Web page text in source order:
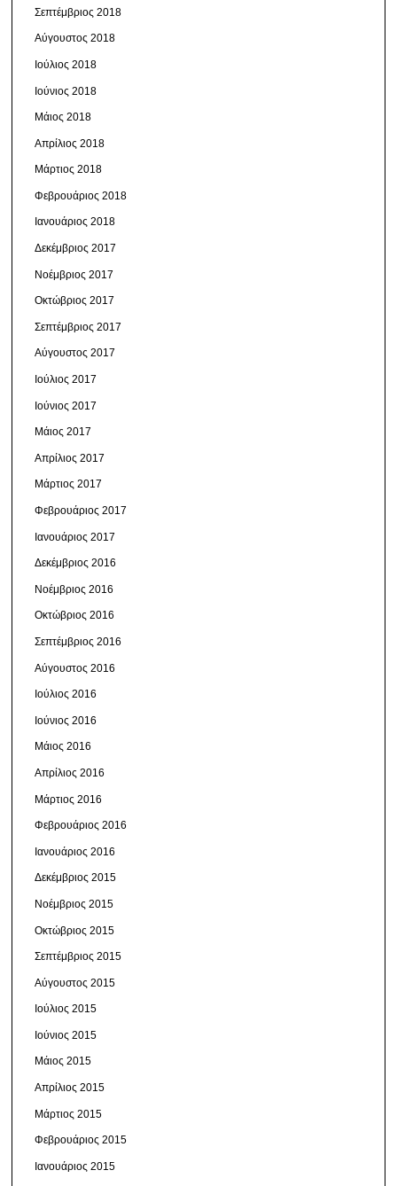
Σεπτέμβριος 2018
Αύγουστος 2018
Ιούλιος 2018
Ιούνιος 2018
Μάιος 2018
Απρίλιος 2018
Μάρτιος 2018
Φεβρουάριος 2018
Ιανουάριος 2018
Δεκέμβριος 2017
Νοέμβριος 2017
Οκτώβριος 2017
Σεπτέμβριος 2017
Αύγουστος 2017
Ιούλιος 2017
Ιούνιος 2017
Μάιος 2017
Απρίλιος 2017
Μάρτιος 2017
Φεβρουάριος 2017
Ιανουάριος 2017
Δεκέμβριος 2016
Νοέμβριος 2016
Οκτώβριος 2016
Σεπτέμβριος 2016
Αύγουστος 2016
Ιούλιος 2016
Ιούνιος 2016
Μάιος 2016
Απρίλιος 2016
Μάρτιος 2016
Φεβρουάριος 2016
Ιανουάριος 2016
Δεκέμβριος 2015
Νοέμβριος 2015
Οκτώβριος 2015
Σεπτέμβριος 2015
Αύγουστος 2015
Ιούλιος 2015
Ιούνιος 2015
Μάιος 2015
Απρίλιος 2015
Μάρτιος 2015
Φεβρουάριος 2015
Ιανουάριος 2015